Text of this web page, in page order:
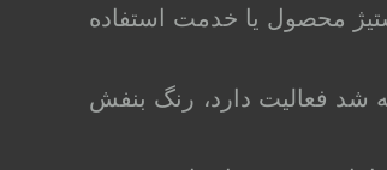
محصول یا خدمت استفاده
شد فعالیت دارد، رنگ بنفش